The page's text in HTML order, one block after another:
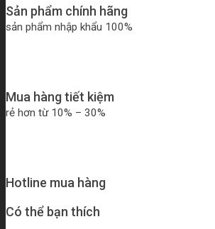
Sản phẩm chính hãng
sản phẩm nhập khẩu 100%
Mua hàng tiết kiệm
rẻ hơn từ 10% – 30%
Hotline mua hàng
Có thể bạn thích